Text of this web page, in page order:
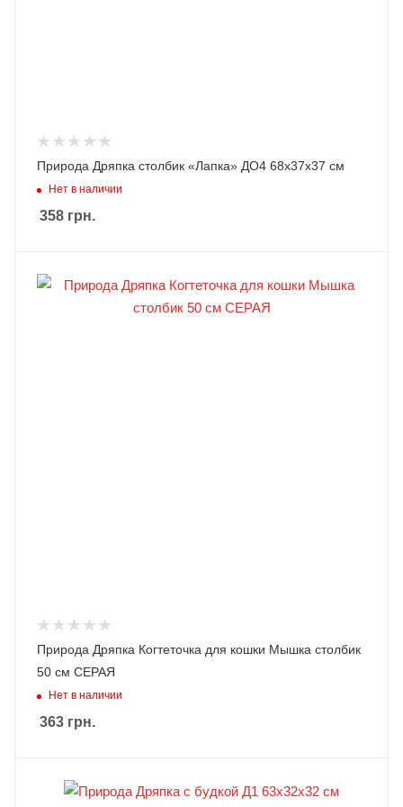
Природа Дряпка столбик «Лапка» ДО4 68х37х37 см
Нет в наличии
358 грн.
Природа Дряпка Когтеточка для кошки Мышка столбик
50 cм СЕРАЯ
Нет в наличии
363 грн.